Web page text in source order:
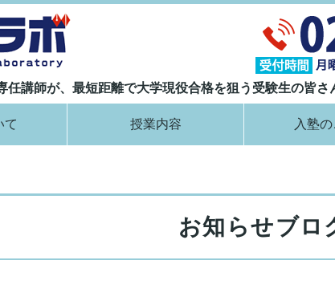
大学現役合格指導塾 ナイト受験ラボ
任講師が、最短距離で大学現役合格を狙う受験生の皆
て 授業内容 入塾
お知らせブロ